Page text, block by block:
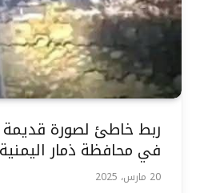
ربط خاطئ لصورة
في محافظة ذمار
20 مارس، 2025